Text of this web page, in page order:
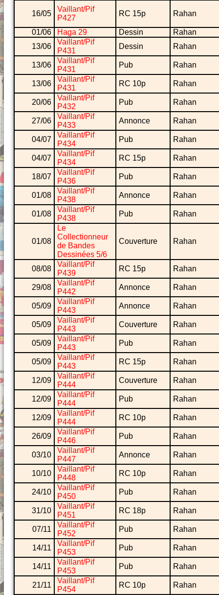
16/05
Vaillant/Pif
P427
RC 15p Rahan
01/06 Haga 29 Dessin
Rahan
13/06
Vaillant/Pif
P431
Dessin Rahan
13/06
Vaillant/Pif
P431
Pub Rahan
13/06
Vaillant/Pif
P431
RC 10p Rahan
20/06
Vaillant/Pif
P432
Pub Rahan
27/06
Vaillant/Pif
P433
Annonce Rahan
04/07
Vaillant/Pif
P434
Pub Rahan
04/07
Vaillant/Pif
P434
RC 15p Rahan
18/07
Vaillant/Pif
P436
Pub Rahan
01/08
Vaillant/Pif
P438
Annonce Rahan
01/08
Vaillant/Pif
P438
Pub Rahan
01/08
Le
Collectionneur
de Bandes
Dessinées 5/6
Couverture Rahan
08/08
Vaillant/Pif
P439
RC 15p Rahan
29/08
Vaillant/Pif
P442
Annonce Rahan
05/09
Vaillant/Pif
P443
Annonce Rahan
05/09
Vaillant/Pif
P443
Couverture Rahan
05/09
Vaillant/Pif
P443
Pub Rahan
05/09
Vaillant/Pif
P443
RC 15p Rahan
12/09
Vaillant/Pif
P444
Couverture Rahan
12/09
Vaillant/Pif
P444
Pub Rahan
12/09
Vaillant/Pif
P444
RC 10p Rahan
26/09
Vaillant/Pif
P446
Pub Rahan
03/10
Vaillant/Pif
P447
Annonce Rahan
10/10
Vaillant/Pif
P448
RC 10p Rahan
24/10
Vaillant/Pif
P450
Pub Rahan
31/10
Vaillant/Pif
P451
RC 18p Rahan
07/11
Vaillant/Pif
P452
Pub Rahan
14/11
Vaillant/Pif
P453
Pub Rahan
14/11
Vaillant/Pif
P453
Pub Rahan
21/11
Vaillant/Pif
P454
RC 10p Rahan